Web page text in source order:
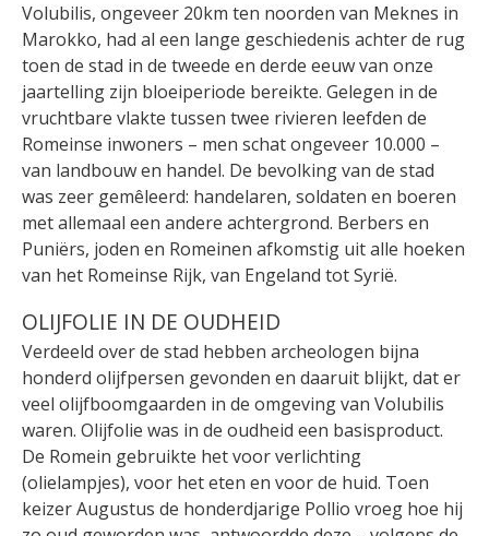
Volubilis, ongeveer 20km ten noorden van Meknes in
Marokko, had al een lange geschiedenis achter de rug
toen de stad in de tweede en derde eeuw van onze
jaartelling zijn bloeiperiode bereikte. Gelegen in de
vruchtbare vlakte tussen twee rivieren leefden de
Romeinse inwoners – men schat ongeveer 10.000 –
van landbouw en handel. De bevolking van de stad
was zeer gemêleerd: handelaren, soldaten en boeren
met allemaal een andere achtergrond. Berbers en
Puniërs, joden en Romeinen afkomstig uit alle hoeken
van het Romeinse Rijk, van Engeland tot Syrië.
OLIJFOLIE IN DE OUDHEID
Verdeeld over de stad hebben archeologen bijna
honderd olijfpersen gevonden en daaruit blijkt, dat er
veel olijfboomgaarden in de omgeving van Volubilis
waren. Olijfolie was in de oudheid een basisproduct.
De Romein gebruikte het voor verlichting
(olielampjes), voor het eten en voor de huid. Toen
keizer Augustus de honderdjarige Pollio vroeg hoe hij